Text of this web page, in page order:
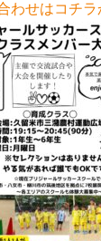
わせはコチラ